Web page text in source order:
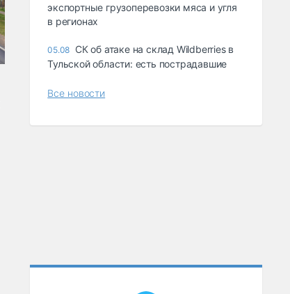
экспортные грузоперевозки мяса и угля
в регионах
05.08 СК об атаке на склад Wildberries в
Тульской области: есть пострадавшие
Все новости